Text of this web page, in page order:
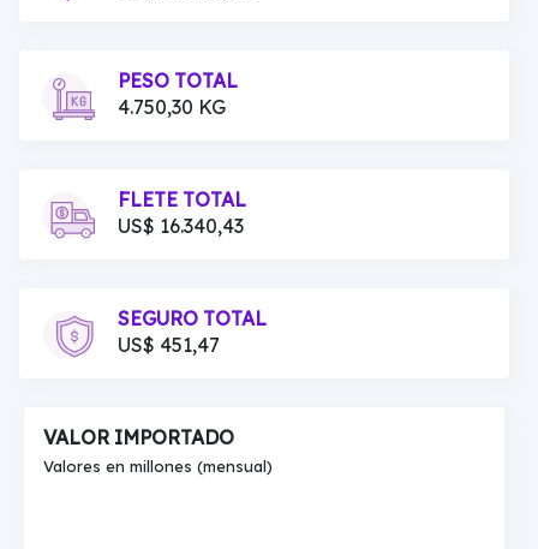
PESO TOTAL
4.750,30 KG
FLETE TOTAL
US$ 16.340,43
SEGURO TOTAL
US$ 451,47
VALOR IMPORTADO
Valores en millones (mensual)